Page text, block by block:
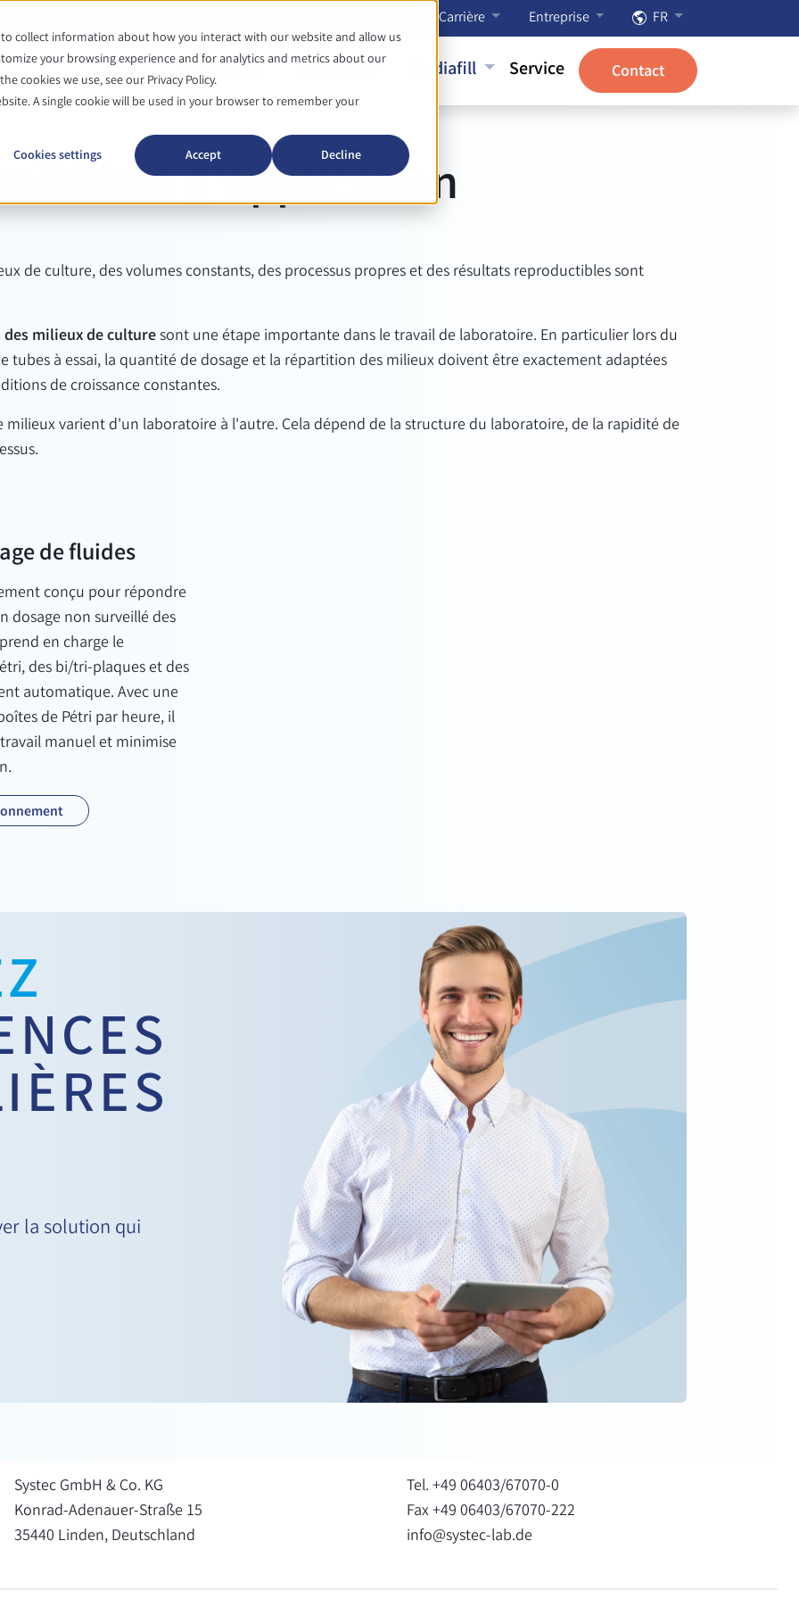
collect information about how you interact with our website and allow us
your browsing experience and for analytics and metrics about our
cookies we use, see our Privacy Policy.
A single cookie will be used in your browser to remember your
Cookies settings
Accept Decline
Carrière Entreprise FR
Autoclaves Mediaprep Mediafill Service Contact
SYSTEC MEDIAFILL
d'application
de culture, des volumes constants, des processus propres et des résultats reproductibles sont
des milieux de culturesont une étape importante dans le travail de laboratoire. En particulier lors du
tubes à essai, la quantité de dosage et la répartition des milieux doivent être exactement adaptées
de croissance constantes.
milieux varient d'un laboratoire à l'autre. Cela dépend de la structure du laboratoire, de la rapidité de
de fluides
conçu pour répondre
dosage non surveillé des
en charge le
des bi/tri-plaques et des
automatique. Avec une
de Pétri par heure, il
manuel et minimise
la solution qui
Systec GmbH & Co. KG
Konrad-Adenauer-Straße 15
35440 Linden, Deutschland
Tel. +49 06403/67070-0
Fax +49 06403/67070-222
info@systec-lab.de